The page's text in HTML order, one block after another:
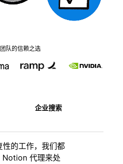
队的信赖之选
企业搜索
性的工作，我们都
Notion 代理来处